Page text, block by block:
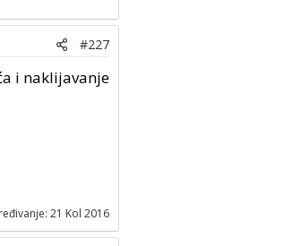
#227
i naklijavanje
21 Kol 2016